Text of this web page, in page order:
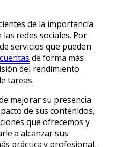
de la importancia
redes sociales. Por
servicios que pueden
de forma más
del rendimiento
tareas.
mejorar su presencia
de sus contenidos,
que ofrecemos y
a alcanzar sus
práctica y profesional.